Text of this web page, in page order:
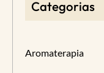
Categorias
Aromaterapia